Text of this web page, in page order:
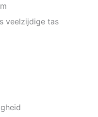
veelzijdige tas